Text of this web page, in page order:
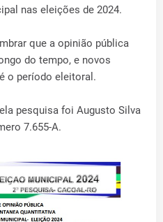
nas eleições de 2024.
que a opinião pública
do tempo, e novos
o período eleitoral.
pesquisa foi Augusto Silva
7.655-A.